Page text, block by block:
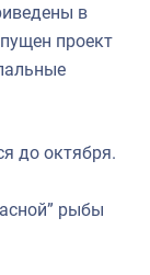
в
проект
до октября.
рыбы